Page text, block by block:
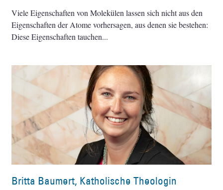
Viele Eigenschaften von Molekülen lassen sich nicht aus den
Eigenschaften der Atome vorhersagen, aus denen sie bestehen:
Diese Eigenschaften tauchen
Britta Baumert, Katholische Theologin